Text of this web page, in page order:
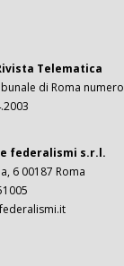
Telematica
di Roma numero
federalismi s.r.l.
6 00187 Roma